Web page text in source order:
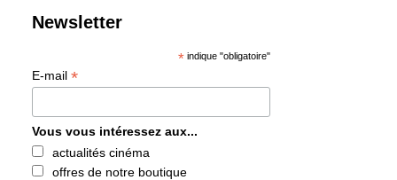
Newsletter
*indique "obligatoire"
E-mail *
Vous vous intéressez aux...
actualités cinéma
offres de notre boutique